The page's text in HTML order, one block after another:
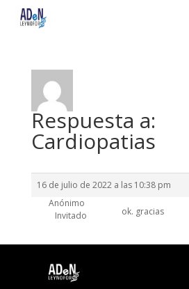
Respuesta a:
Cardiopatias
16 de julio de 2022 a las 10:38 pm
Anónimo
Invitado
ok. gracias